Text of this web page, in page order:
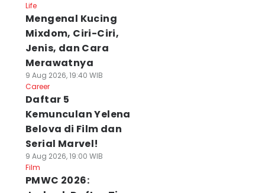
Life
Mengenal Kucing
Mixdom, Ciri-Ciri,
Jenis, dan Cara
Merawatnya
9 Aug 2026, 19:40 WIB
Career
Daftar 5
Kemunculan Yelena
Belova di Film dan
Serial Marvel!
9 Aug 2026, 19:00 WIB
Film
PMWC 2026: